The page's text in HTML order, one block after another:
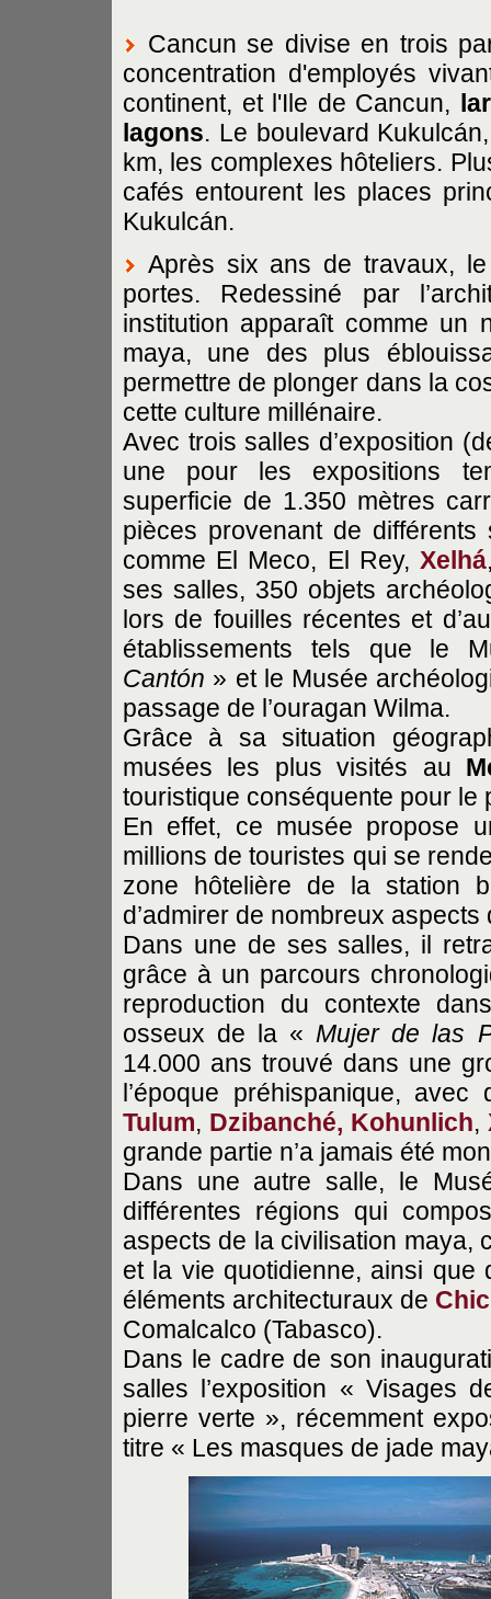
Cancun se divise en trois
concentration d'employés
continent, et l'Ile de Cancun,
lagons. Le boulevard
km, les complexes hôteliers.
cafés entourent les places
Kukulcán.
Après six ans de travaux,
portes. Redessiné par
institution apparaît comme un
maya, une des plus
permettre de plonger dans la
cette culture millénaire.
Avec trois salles d’exposition
une pour les expositions
superficie de 1.350 mètres
pièces provenant de
comme El Meco, El Rey, Xelhá
ses salles, 350 objets
lors de fouilles récentes et
établissements tels que le
Cantón » et le Musée
passage de l’ouragan Wilma.
Grâce à sa situation
musées les plus visités au
touristique conséquente pour le
En effet, ce musée propose
millions de touristes qui se
zone hôtelière de la station
d’admirer de nombreux
Dans une de ses salles, il
grâce à un parcours
reproduction du contexte
osseux de la « Mujer de las
14.000 ans trouvé dans une
l’époque préhispanique,
Tulum, Dzibanché, Kohunlich,
grande partie n’a jamais été
Dans une autre salle, le
différentes régions qui
aspects de la civilisation maya,
et la vie quotidienne, ainsi
éléments architecturaux de
Comalcalco (Tabasco).
Dans le cadre de son
salles l’exposition « Visages
pierre verte », récemment
titre « Les masques de jade